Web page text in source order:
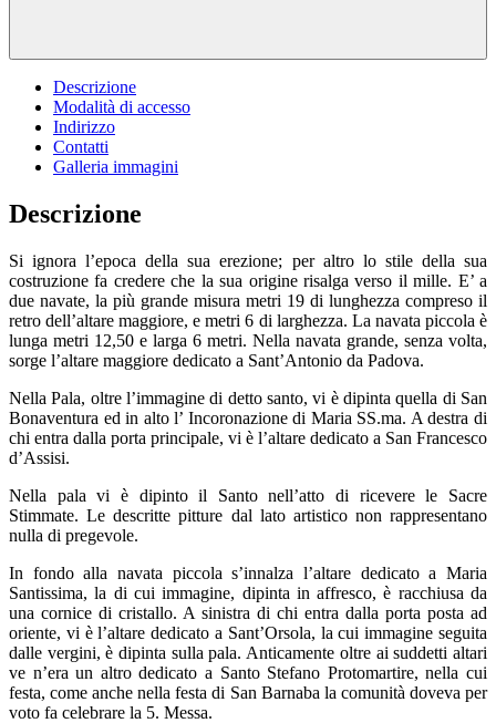
Descrizione
Modalità di accesso
Indirizzo
Contatti
Galleria immagini
Descrizione
Si ignora l’epoca della sua erezione; per altro lo stile della sua
costruzione fa credere che la sua origine risalga verso il mille. E’ a
due navate, la più grande misura metri 19 di lunghezza compreso il
retro dell’altare maggiore, e metri 6 di larghezza. La navata piccola è
lunga metri 12,50 e larga 6 metri. Nella navata grande, senza volta,
sorge l’altare maggiore dedicato a Sant’Antonio da Padova.
Nella Pala, oltre l’immagine di detto santo, vi è dipinta quella di San
Bonaventura ed in alto l’ Incoronazione di Maria SS.ma. A destra di
chi entra dalla porta principale, vi è l’altare dedicato a San Francesco
d’Assisi.
Nella pala vi è dipinto il Santo nell’atto di ricevere le Sacre
Stimmate. Le descritte pitture dal lato artistico non rappresentano
nulla di pregevole.
In fondo alla navata piccola s’innalza l’altare dedicato a Maria
Santissima, la di cui immagine, dipinta in affresco, è racchiusa da
una cornice di cristallo. A sinistra di chi entra dalla porta posta ad
oriente, vi è l’altare dedicato a Sant’Orsola, la cui immagine seguita
dalle vergini, è dipinta sulla pala. Anticamente oltre ai suddetti altari
ve n’era un altro dedicato a Santo Stefano Protomartire, nella cui
festa, come anche nella festa di San Barnaba la comunità doveva per
voto fa celebrare la 5. Messa.